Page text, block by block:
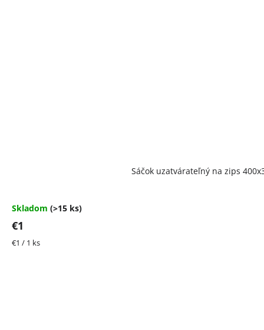
Sáčok uzatvárateľný na zips
4,5
5
hviezdičiek.
Skladom (>15 ks)
€1
Jednotková
€1 / 1 ks